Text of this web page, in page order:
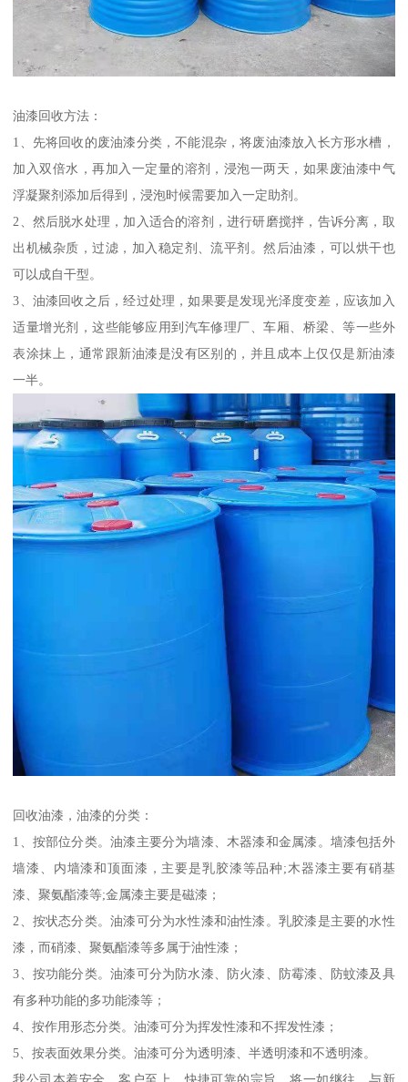
油漆回收方法：
1、先将回收的废油漆分类，不能混杂，将废油漆放入长方形水槽，
加入双倍水，再加入一定量的溶剂，浸泡一两天，如果废油漆中气
浮凝聚剂添加后得到，浸泡时候需要加入一定助剂。
2、然后脱水处理，加入适合的溶剂，进行研磨搅拌，告诉分离，取
出机械杂质，过滤，加入稳定剂、流平剂。然后油漆，可以烘干也
可以成自干型。
3、油漆回收之后，经过处理，如果要是发现光泽度变差，应该加入
适量增光剂，这些能够应用到汽车修理厂、车厢、桥梁、等一些外
表涂抹上，通常跟新油漆是没有区别的，并且成本上仅仅是新油漆
一半。
回收油漆，油漆的分类：
1、按部位分类。油漆主要分为墙漆、木器漆和金属漆。墙漆包括外
墙漆、内墙漆和顶面漆，主要是乳胶漆等品种;木器漆主要有硝基
漆、聚氨酯漆等;金属漆主要是磁漆；
2、按状态分类。油漆可分为水性漆和油性漆。乳胶漆是主要的水性
漆，而硝漆、聚氨酯漆等多属于油性漆；
3、按功能分类。油漆可分为防水漆、防火漆、防霉漆、防蚊漆及具
有多种功能的多功能漆等；
4、按作用形态分类。油漆可分为挥发性漆和不挥发性漆；
5、按表面效果分类。油漆可分为透明漆、半透明漆和不透明漆。
我公司本着安全、客户至上、快捷可靠的宗旨，将一如继往，与新